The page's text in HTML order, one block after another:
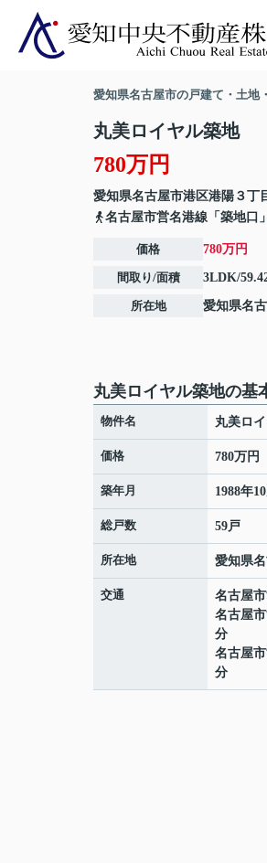
愛知県名古屋市の戸建て・土地
丸美ロイヤル築地
780万円
愛知県名古屋市港区港陽 ３丁
名古屋市営名港線「築地口
価格 780万円
間取り/面積 3LDK/
所在地 愛知県名
丸美ロイヤル築地の基
物件名 丸美ロ
価格 780万円
築年月 1988年
総戸数 59戸
所在地 愛知県
交通 名古屋
名古屋
分
名古屋
分